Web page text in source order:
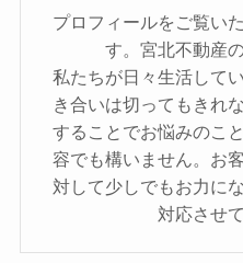
プロフィールをご覧い
す。宮北不動産
私たちが日々生活して
き合いは切ってもきれ
することでお悩みのこ
容でも構いません。お
対して少しでもお力に
対応させ